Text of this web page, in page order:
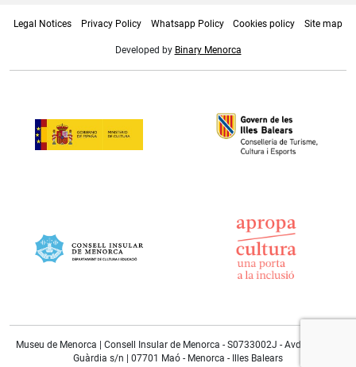
Legal Notices Privacy Policy Whatsapp Policy Cookies policy Site map
Developed by Binary Menorca
Museu de Menorca | Consell Insular de Menorca - S0733002J - Avda. Doctor
Guàrdia s/n | 07701 Maó - Menorca - Illes Balears